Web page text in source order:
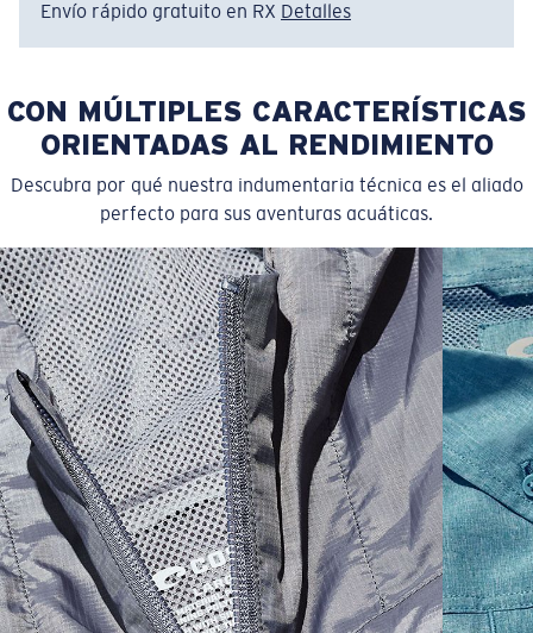
Nombre del modelo:Costa Flag
Artículo n.°:COSTA FLAG 00W
Tamaño:S
SIZES 1. CHEST 2. BODY LENGTH 3. SLEEVE LENGTH
S 19" 27” 7 ¾”
M 21" 28" 8 ¼”
L 23” 29” 8 ¾”
XL 25” 30” 9 ¼”
XXL 27” 31” 9 ¾”
Envío rápido gratuito en RX Detalles
CON MÚLTIPLES CARACTERÍSTICAS
ORIENTADAS AL RENDIMIENTO
Descubra por qué nuestra indumentaria técnica es el aliado
perfecto para sus aventuras acuáticas.